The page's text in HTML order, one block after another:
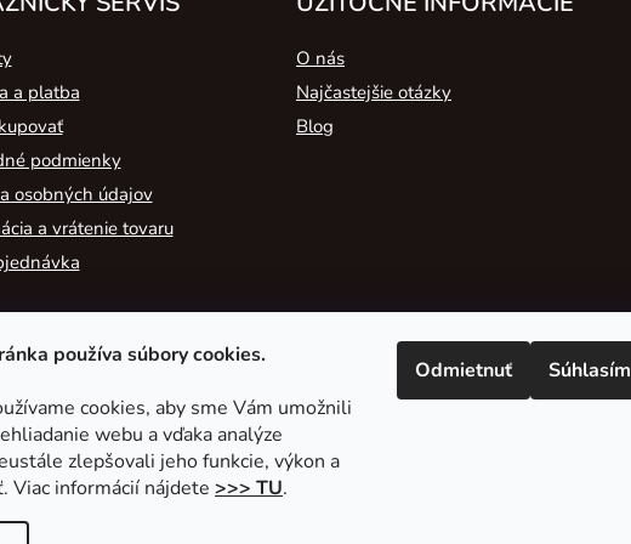
používa súbory cookies.
cookies, aby sme Vám umožnili
webu a vďaka analýze
zlepšovali jeho funkcie, výkon a
Viac informácií nájdete >>> TU.
Odmietnuť Súhlasím
a platba
podmienky
osobných údajov
a vrátenie tovaru
O nás
Najčastejšie otázky
Blog
2A Acoustic